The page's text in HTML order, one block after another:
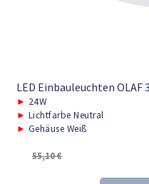
LED Einbauleuchten OLAF
► 24W
► Lichtfarbe Neutral
► Gehäuse Weiß
55,10€